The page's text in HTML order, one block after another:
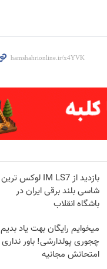
بازدید از IM LS7 لوکس ترین
شاسی بلند برقی ایران در
باشگاه انقلاب
میخوایم رایگان بهت یاد بدیم
چجوری پولدارشی! باور نداری
امتحانش مجانیه